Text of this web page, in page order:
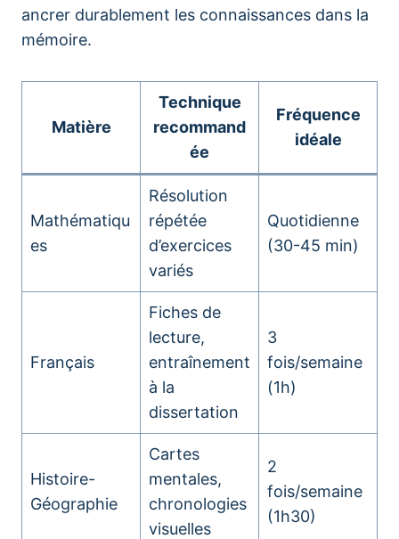
ancrer durablement les connaissances dans la
mémoire.
Matière
Technique
recommand
ée
Fréquence
idéale
Mathématiqu
es
Résolution
répétée
d’exercices
variés
Quotidienne
(30-45 min)
Français
Fiches de
lecture,
entraînement
à la
dissertation
3
fois/semaine
(1h)
Histoire-
Géographie
Cartes
mentales,
chronologies
visuelles
2
fois/semaine
(1h30)